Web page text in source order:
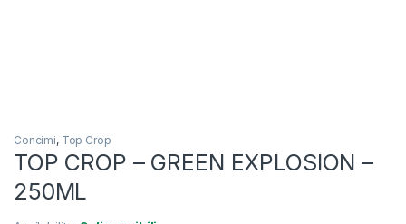
Concimi, Top Crop
TOP CROP – GREEN EXPLOSION –
250ML